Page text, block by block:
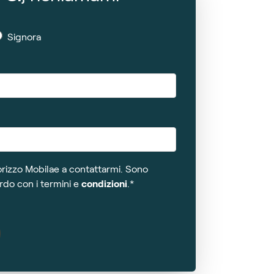
Signora
Mobilae a contattarmi. Sono
con i termini e condizioni.*